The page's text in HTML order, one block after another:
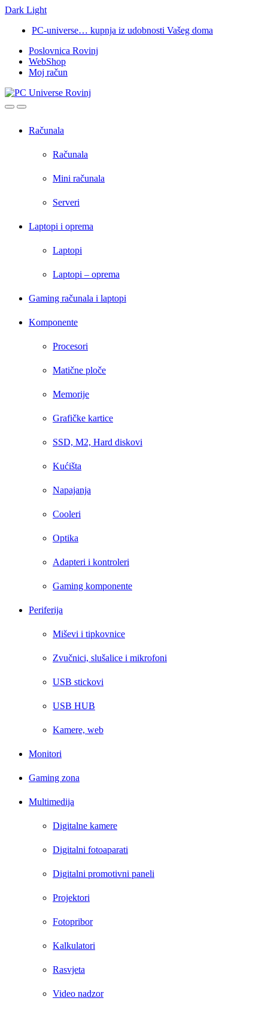
Dark Light
navigation
content
PC-universe… kupnja iz udobnosti Vašeg doma
Poslovnica Rovinj
WebShop
Moj račun
OpenClose
Računala
Računala
Mini računala
Serveri
Laptopi i oprema
Laptopi
Laptopi – oprema
Gaming računala i laptopi
Komponente
Procesori
Matične ploče
Memorije
Grafičke kartice
SSD, M2, Hard diskovi
Kućišta
Napajanja
Cooleri
Optika
Adapteri i kontroleri
Gaming komponente
Periferija
Miševi i tipkovnice
Zvučnici, slušalice i mikrofoni
USB stickovi
USB HUB
Kamere, web
Monitori
Gaming zona
Multimedija
Digitalne kamere
Digitalni fotoaparati
Digitalni promotivni paneli
Projektori
Fotopribor
Kalkulatori
Rasvjeta
Video nadzor